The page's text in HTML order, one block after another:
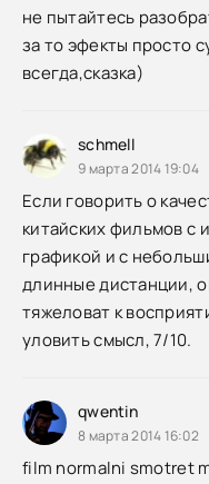
не пытайтесь
за то эфекты просто
всегда,сказка)
schmell
9 марта 2014 19:04
Если говорить о
китайских фильмов с
графикой и с
длинные дистанции,
тяжеловат к
уловить смысл, 7/10.
qwentin
8 марта 2014 16:02
film normalni smotret